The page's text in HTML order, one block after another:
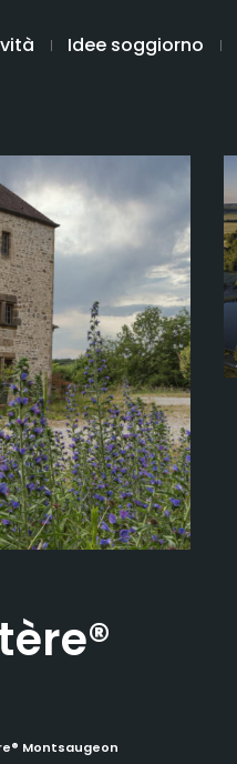
Idee soggiorno
Montsaugeon